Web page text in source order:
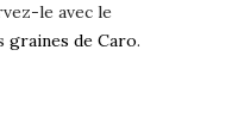
le avec le
graines de Caro.